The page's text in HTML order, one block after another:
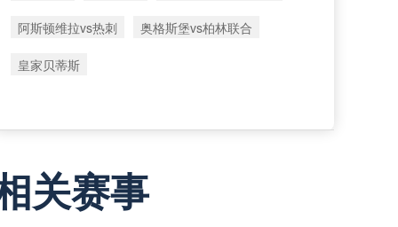
阿斯顿维拉vs热刺 奥格斯堡vs柏林联合
皇家贝蒂斯
关赛事